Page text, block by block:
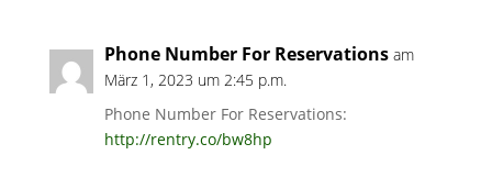
Phone Number For Reservations am
März 1, 2023 um 2:45 p.m.
Phone Number For Reservations:
http://rentry.co/bw8hp